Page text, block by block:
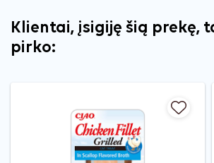
Klientai, įsigiję šią prekę,
pirko: